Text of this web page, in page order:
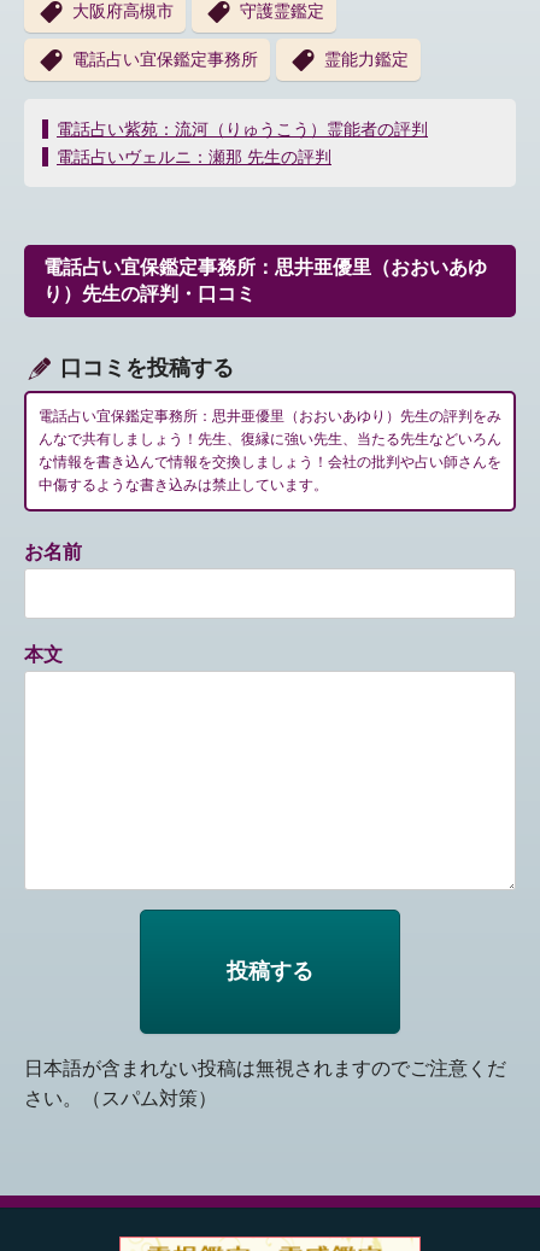
大阪府高槻市 守護霊鑑定
電話占い宜保鑑定事務所 霊能力鑑定
投
稿
ー
シ
ョ
電話占い紫苑：流河（りゅうこう）霊能者の評判
電話占いヴェルニ：瀬那 先生の評判
電話占い宜保鑑定事務所：思井亜優里（おおいあゆ
り）先生の評判・口コミ
口コミを投稿する
電話占い宜保鑑定事務所：思井亜優里（おおいあゆり）先生の評判をみ
んなで共有しましょう！先生、復縁に強い先生、当たる先生などいろん
な情報を書き込んで情報を交換しましょう！会社の批判や占い師さんを
中傷するような書き込みは禁止しています。
お名前
本文
日本語が含まれない投稿は無視されますのでご注意くだ
さい。（スパム対策）